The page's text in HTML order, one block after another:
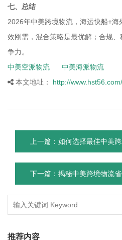
七、总结
2026年中美跨境物流，海运快船+
效刚需，混合策略是最优解；合规
争力。
中美空派物流
中美海派物流
本文地址：
http://
上一篇：如何选择最佳中美
下一篇：揭秘中美跨境物流
推荐内容